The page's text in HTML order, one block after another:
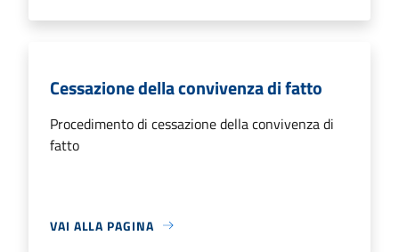
Cessazione della convivenza di fatto
Procedimento di cessazione della convivenza di
fatto
VAI ALLA PAGINA